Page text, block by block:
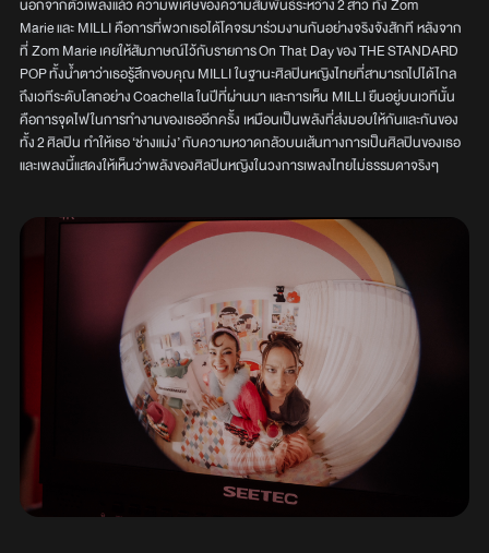
นอกจากตัวเพลงแล้ว ความพิเศษของความสัมพันธ์ระหว่าง 2 สาว ทั้ง Zom
Marie และ MILLI คือการที่พวกเธอได้โคจรมาร่วมงานกันอย่างจริงจังสักที หลังจาก
ที่ Zom Marie เคยให้สัมภาษณ์ไว้กับรายการ On That Day ของ THE STANDARD
POP ทั้งน้ำตาว่าเธอรู้สึกขอบคุณ MILLI ในฐานะศิลปินหญิงไทยที่สามารถไปได้ไกล
ถึงเวทีระดับโลกอย่าง Coachella ในปีที่ผ่านมา และการเห็น MILLI ยืนอยู่บนเวทีนั้น
คือการจุดไฟในการทำงานของเธออีกครั้ง เหมือนเป็นพลังที่ส่งมอบให้กันและกันของ
ทั้ง 2 ศิลปิน ทำให้เธอ ‘ช่างแม่ง’ กับความหวาดกลัวบนเส้นทางการเป็นศิลปินของเธอ
และเพลงนี้แสดงให้เห็นว่าพลังของศิลปินหญิงในวงการเพลงไทยไม่ธรรมดาจริงๆ